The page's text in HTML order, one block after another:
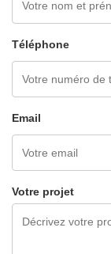
Téléphone
Email
Votre projet